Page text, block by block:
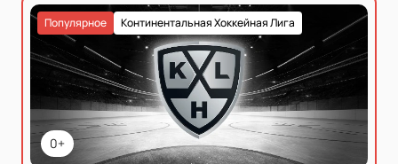
0+
Континентальная Хоккейная Лига
Популярное